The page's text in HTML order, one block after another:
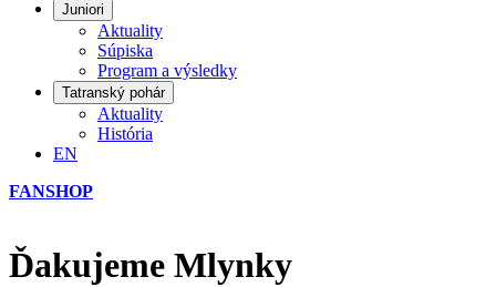
Juniori
Aktuality
Súpiska
Program a výsledky
Tatranský pohár
Aktuality
História
EN
FANSHOP
Ďakujeme Mlynky